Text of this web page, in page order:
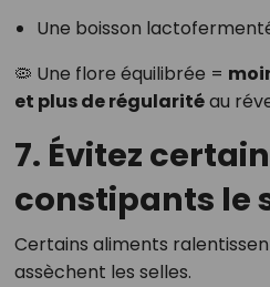
Une boisson
🦠 Une flore équilibrée =
et plus de régularitéau
7. Évitez
constipants le
Certains aliments
assèchent les selles.